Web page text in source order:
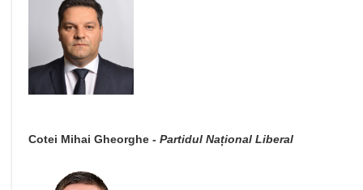
Cotei Mihai Gheorghe - Partidul Național Liberal